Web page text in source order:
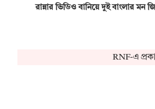
রান্নার ভিডিও বানিয়ে দুই বাংলার মন
RNF-এ